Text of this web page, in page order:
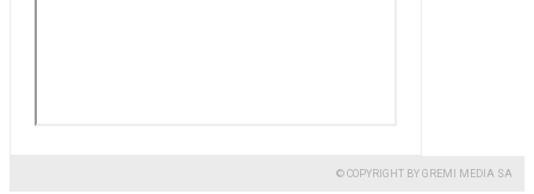
© COPYRIGHT BY GREMI MEDIA SA